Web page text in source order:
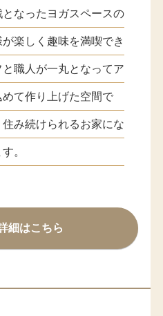
なったヨガスペースの
楽しく趣味を満喫でき
職人が一丸となってア
て作り上げた空間で
み続けられるお家にな
。
細はこちら